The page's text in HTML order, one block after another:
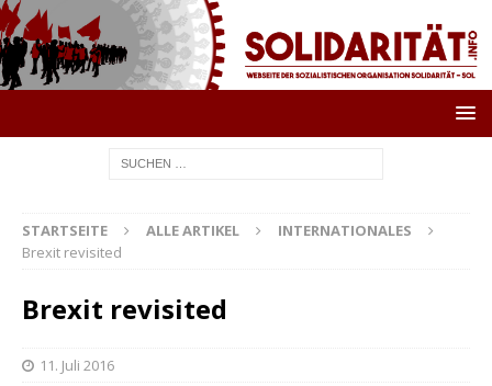
STARTSEITE ALLE ARTIKEL
INTERNATIONALES
Brexit revisited
Brexit revisited
11. Juli 2016